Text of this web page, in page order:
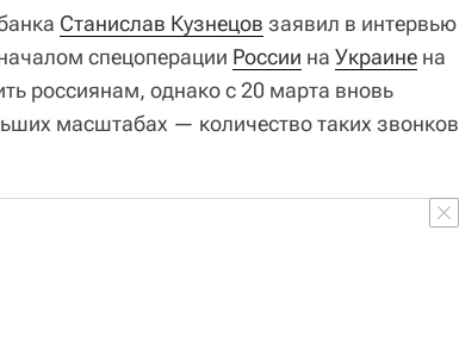
Станислав Кузнецов заявил в интервью
спецоперации России на Украине на
россиянам, однако с 20 марта вновь
масштабах — количество таких звонков